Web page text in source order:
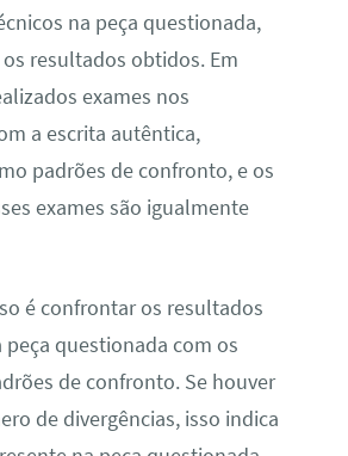
na peça questionada,
resultados obtidos. Em
exames nos
a escrita autêntica,
padrões de confronto, e os
exames são igualmente
é confrontar os resultados
peça questionada com os
de confronto. Se houver
de divergências, isso indica